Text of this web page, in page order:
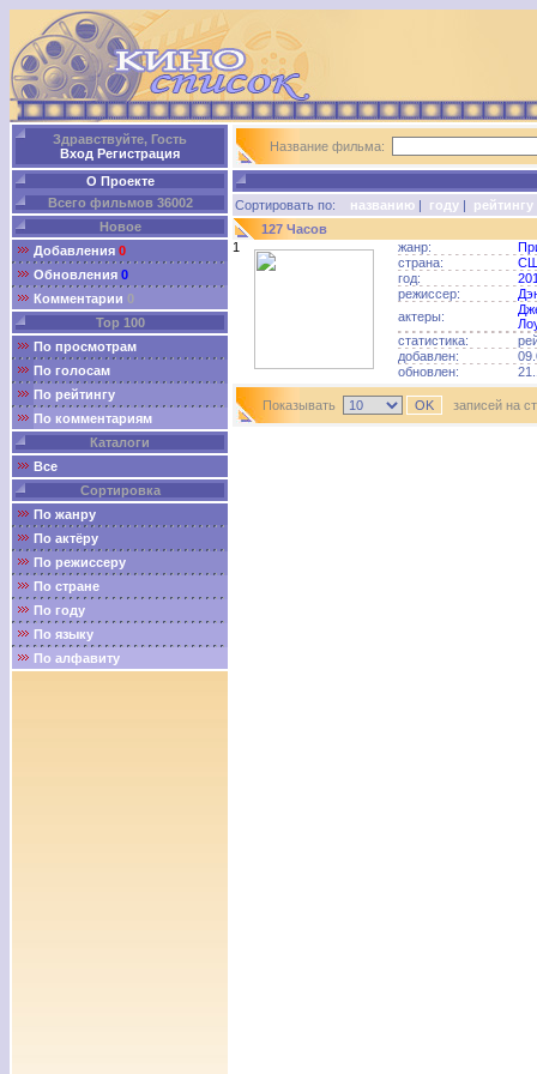
Здравствуйте, Гость
Вход Регистрация
О Проекте
Всего фильмов 36002
Новое
Добавления 0
Обновления 0
Комментарии 0
Top 100
По просмотрам
По голосам
По рейтингу
По комментариям
Каталоги
Все
Сортировка
По жанру
По актёру
По режиссеру
По стране
По году
По языку
По алфавиту
Название фильма:
Сортировать по: названию | году | рейтингу
127 Часов
1
жанр:
страна:
год:
режиссер:
актеры:
статистика:
добавлен:
обновлен:
Показывать записей на